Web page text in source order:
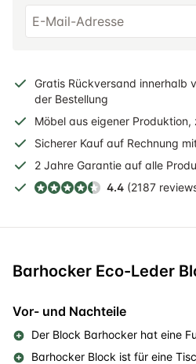
Gratis Rückversand innerhalb
der Bestellung
Möbel aus eigener Produktion,
Sicherer Kauf auf Rechnung
2 Jahre Garantie auf alle
4.4 (2187
Barhocker Eco-Leder
Vor- und Nachteile
Der Block Barhocker hat eine
Barhocker Block ist für eine